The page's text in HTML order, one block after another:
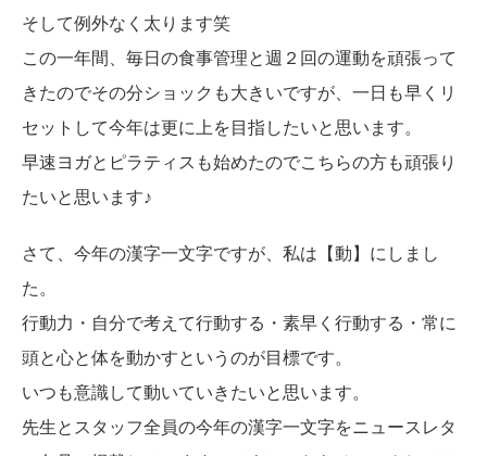
そして例外なく太ります笑
この一年間、毎日の食事管理と週２回の運動を頑張って
きたのでその分ショックも大きいですが、一日も早くリ
セットして今年は更に上を目指したいと思います。
早速ヨガとピラティスも始めたのでこちらの方も頑張り
たいと思います♪
さて、今年の漢字一文字ですが、私は【動】にしまし
た。
行動力・自分で考えて行動する・素早く行動する・常に
頭と心と体を動かすというのが目標です。
いつも意識して動いていきたいと思います。
先生とスタッフ全員の今年の漢字一文字をニュースレタ